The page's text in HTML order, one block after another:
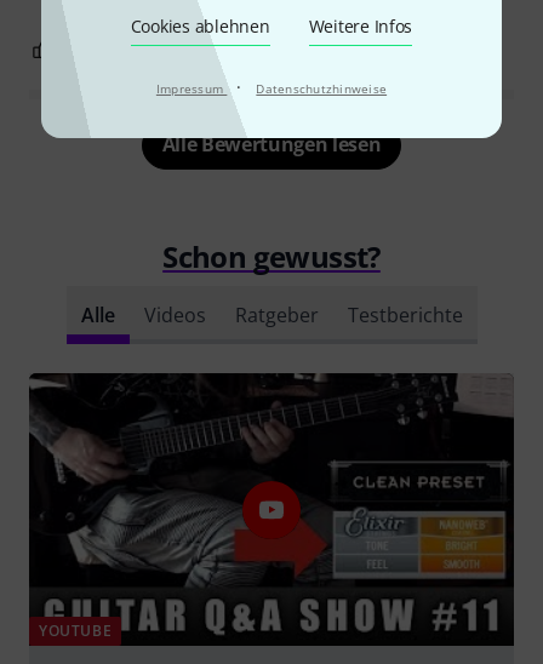
Cookies ablehnen Weitere Infos
Impressum · Datenschutzhinweise
0 BEWERTUNG MELDEN
Alle Bewertungen lesen
Schon gewusst?
Alle Videos Ratgeber Testberichte
YOUTUBE